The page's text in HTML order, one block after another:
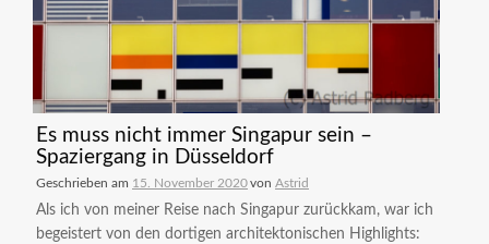
Es muss nicht immer Singapur sein –
Spaziergang in Düsseldorf
Geschrieben am 15. November 2020von Astrid
Als ich von meiner Reise nach Singapur zurückkam, war ich
begeistert von den dortigen architektonischen Highlights: